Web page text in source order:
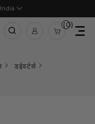
India
(0)
डईवर्टर्स